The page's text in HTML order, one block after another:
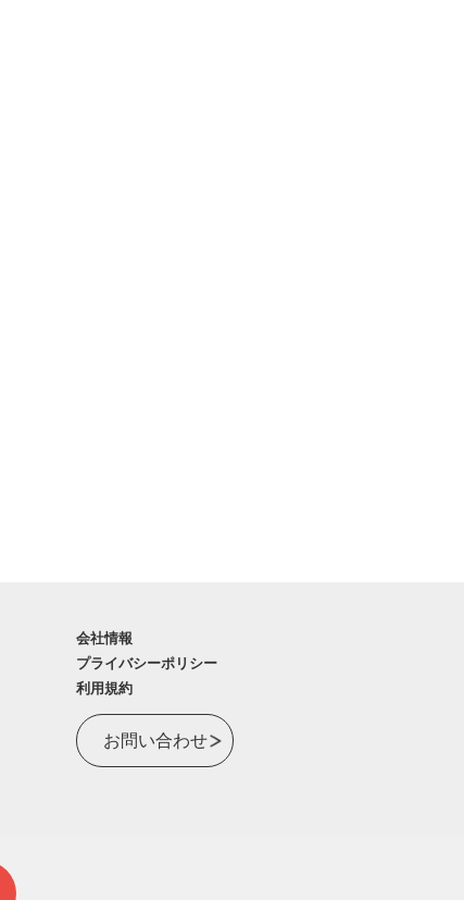
会社情報
プライバシーポリシー
利用規約
お問い合わせ